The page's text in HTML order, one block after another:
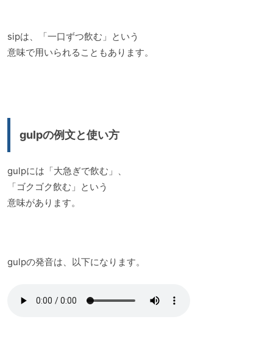
sipは、「一口ずつ飲む」という
意味で用いられることもあります。
gulpの例文と使い方
gulpには「大急ぎで飲む」、
「ゴクゴク飲む」という
意味があります。
gulpの発音は、以下になります。